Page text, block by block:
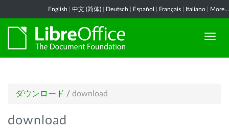
English 中文 (简体) Deutsch Español Français Italiano More...
ダウンロード / download
download